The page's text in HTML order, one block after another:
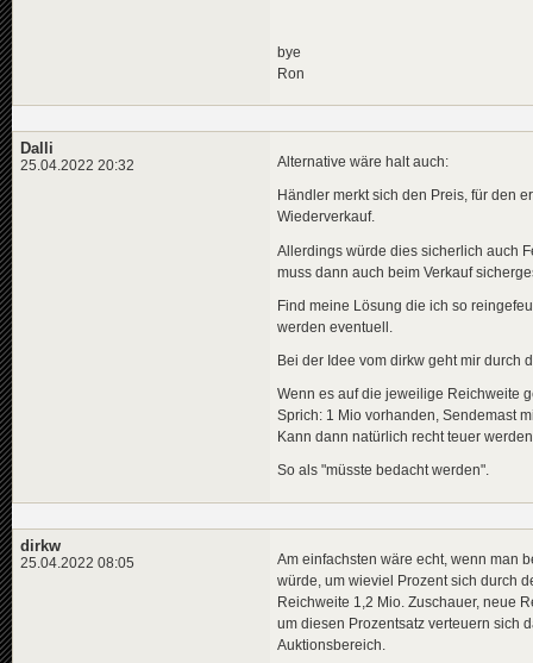
bye
Ron
Dalli
25.04.2022 20:32 Alternative wäre halt auch:
Händler merkt sich den Preis, für den
Wiederverkauf.
Allerdings würde dies sicherlich auch
muss dann auch beim Verkauf
Find meine Lösung die ich so
werden eventuell.
Bei der Idee vom dirkw geht mir durch
Wenn es auf die jeweilige Reichweite
Sprich: 1 Mio vorhanden, Sendemast
Kann dann natürlich recht teuer
So als "müsste bedacht werden".
dirkw
25.04.2022 08:05
Am einfachsten wäre echt, wenn man
würde, um wieviel Prozent sich durch
Reichweite 1,2 Mio. Zuschauer, neue
um diesen Prozentsatz verteuern sich
Auktionsbereich.